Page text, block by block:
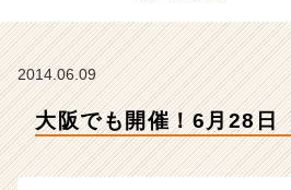
テ
テ
2014.06.09
大阪でも開催！6月28日